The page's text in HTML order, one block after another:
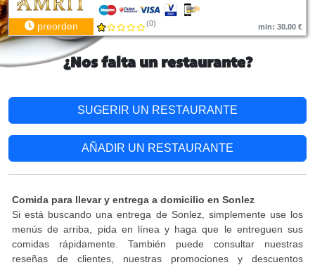
preorden (0) min: 30.00 €
¿Nos falta un restaurante?
SUGERIR UN RESTAURANTE
AÑADIR UN RESTAURANTE
Comida para llevar y entrega a domicilio en Sonlez
Si está buscando una entrega de Sonlez, simplemente use los
menús de arriba, pida en línea y haga que le entreguen sus
comidas rápidamente. También puede consultar nuestras
reseñas de clientes, nuestras promociones y descuentos